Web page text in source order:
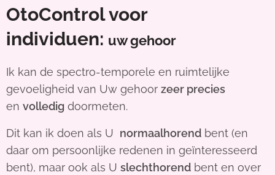
OtoControl voor
individuen: uw gehoor
Ik kan de spectro-temporele en ruimtelijke
gevoeligheid van Uw gehoor zeer precies
en volledig doormeten.
Dit kan ik doen als U normaalhorend bent (en
daar om persoonlijke redenen in geïnteresseerd
bent), maar ook als U slechthorend bent en over